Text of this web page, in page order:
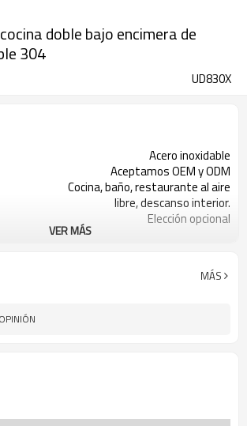
doble bajo encimera de
304
UD830X
Acero inoxidable
Aceptamos OEM y ODM
Cocina, baño, restaurante al aire
libre, descanso interior.
Elección opcional
VER MÁS
MÁS